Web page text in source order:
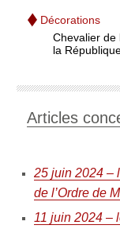
Décorations
Chevalier
la
Articles
25 juin 2024 –
de l’Ordre de
11 juin 2024 –